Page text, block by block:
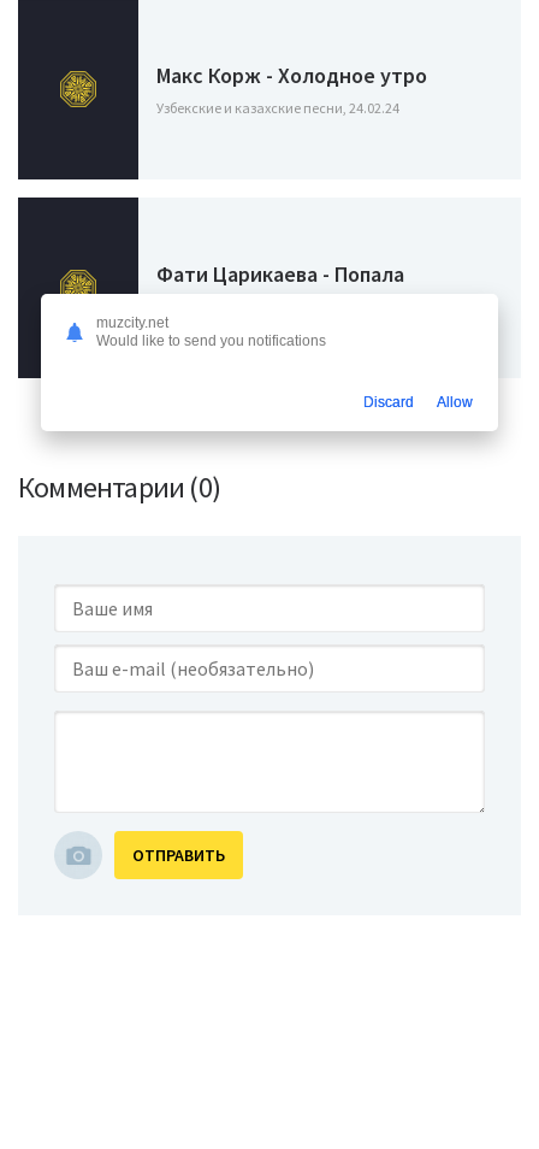
Макс Корж - Холодное утро
Узбекские и казахские песни, 24.02.24
Фати Царикаева - Попала
Комментарии (0)
ОТПРАВИТЬ
muzcity.net
Would like to send you notifications
Discard Allow